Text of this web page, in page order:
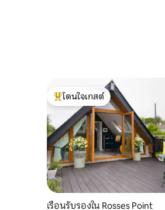
โดนใจเกสต์ที่สุด
โดนใจเกสต์
เรือนรับรองใน Rosses Point